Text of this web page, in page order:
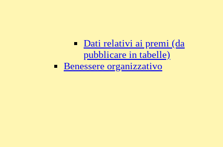
Dati relativi ai premi (da
pubblicare in tabelle)
Benessere organizzativo